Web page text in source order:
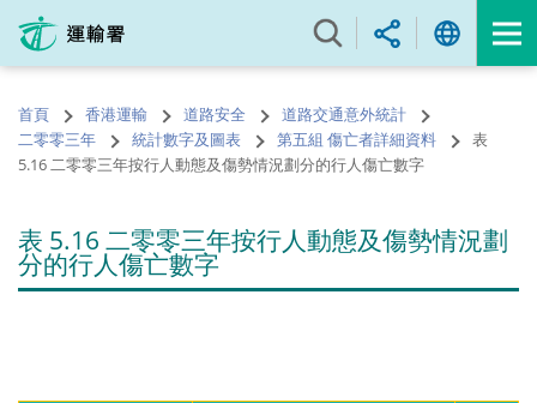
內
的
開
首頁 香港運輸 道路安全
道路交通意外統計
二零零三年
統計數字及圖表 第五組 傷亡者詳細資料
表
5.16 二零零三年按行人動態及傷勢情況劃分的行人傷亡數字
表 5.16 二零零三年按行人動態及傷勢情況劃
分的行人傷亡數字